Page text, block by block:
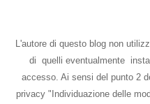
L'autore di questo blog non
di quelli eventualmente
accesso. Ai sensi del punto 2
privacy "Individuazione delle